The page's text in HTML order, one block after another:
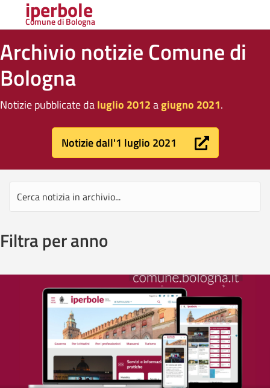
iperbole
Comune di Bologna
Archivio notizie Comune di
Bologna
Notizie pubblicate daluglio 2012agiugno 2021.
Notizie dall'1 luglio 2021
Filtra per anno